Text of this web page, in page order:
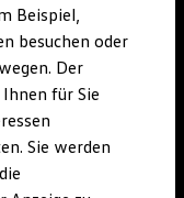
Updates
Beispiel,
besuchen oder
Der
für Sie
Sie werden